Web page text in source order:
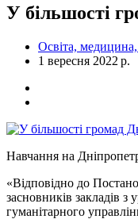
У більшості
Освіта,
1 вересня 2022 р.
Навчання на
«Відповідно до
засновників закладів з
гуманітарного